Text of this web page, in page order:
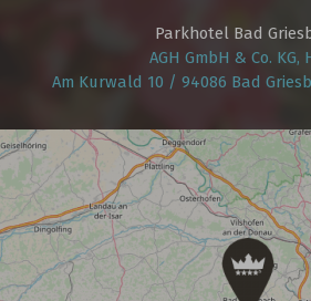
Parkhotel Bad
AGH GmbH & Co. KG,
Am Kurwald 10 / 94086 Bad